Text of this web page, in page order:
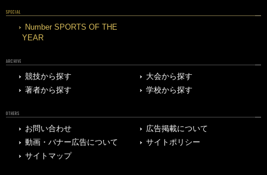
SPECIAL
Number SPORTS OF THE
YEAR
ARCHIVE
競技から探す
大会から探す
著者から探す
学校から探す
OTHERS
お問い合わせ
広告掲載について
動画・バナー広告について
サイトポリシー
サイトマップ